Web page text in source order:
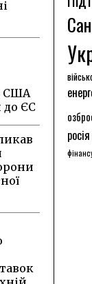
США
до ЄС
росія